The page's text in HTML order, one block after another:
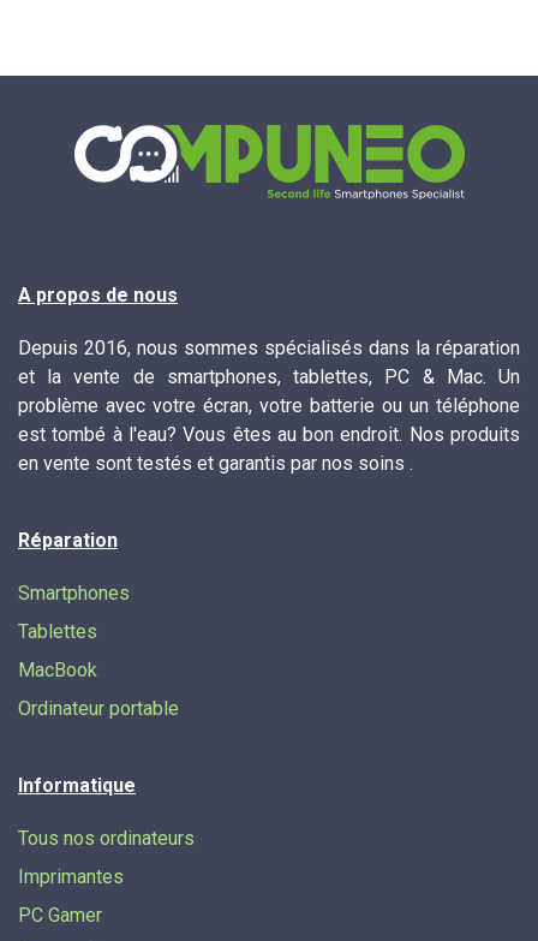
A propos de nous
Depuis 2016, nous sommes spécialisés dans la réparation
et la vente de smartphones, tablettes, PC & Mac. Un
problème avec votre écran, votre batterie ou un téléphone
est tombé à l'eau? Vous êtes au bon endroit. Nos produits
en vente sont testés et garantis par nos soins .
Réparation
Smartphones
Tablettes
MacBook
Ordinateur portable
Informatique
Tous nos ordinateurs
Imprimantes
PC Gamer